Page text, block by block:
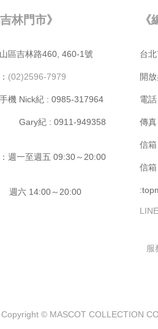
林門市》
區吉林路460, 460-1號
(02)2596-7979
機 Nick紀 : 0985-317964
: 0911-949358
週⼀⾄週五 09:30～20:00
～20:00
《
台
開
電話
傳
信箱
信箱
服
Copyright © MASCOT COLLECTION